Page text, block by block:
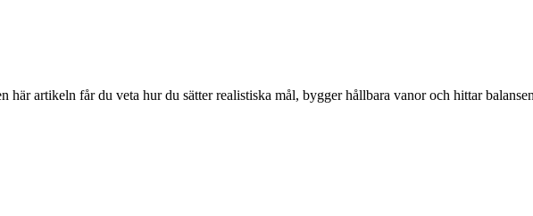
artikeln får du veta hur du sätter realistiska mål, bygger hållbara vanor och hittar